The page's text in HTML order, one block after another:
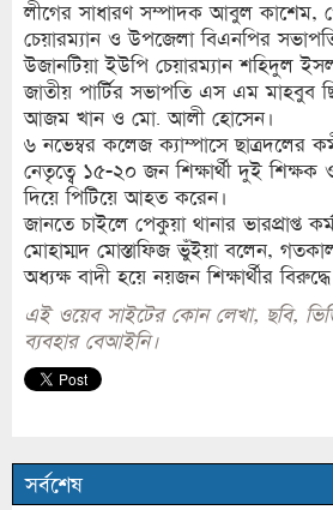
লীগের সাধারণ সম্পাদক আবুল কাশেম,
চেয়ারম্যান ও উপজেলা বিএনপির
উজানটিয়া ইউপি চেয়ারম্যান শহিদুল
জাতীয় পার্টির সভাপতি এস এম মাহবুব
আজম খান ও মো. আলী হোসেন।
৬ নভেম্বর কলেজ ক্যাম্পাসে ছাত্রদলের
নেতৃত্বে ১৫-২০ জন শিক্ষার্থী দুই শিক্ষক
দিয়ে পিটিয়ে আহত করেন।
জানতে চাইলে পেকুয়া থানার ভারপ্রাপ্ত
মোহাম্মদ মোস্তাফিজ ভুঁইয়া বলেন,
অধ্যক্ষ বাদী হয়ে নয়জন শিক্ষার্থীর
এই ওয়েব সাইটের কোন লেখা, ছবি,
ব্যবহার বেআইনি।
সর্বশেষ